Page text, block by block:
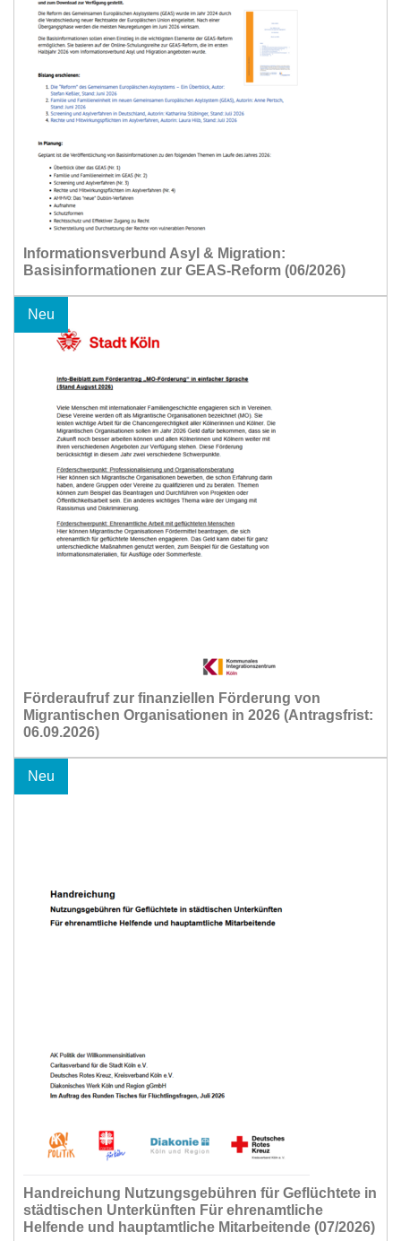
Informationsverbund Asyl & Migration:
Basisinformationen zur GEAS-Reform (06/2026)
Neu
Förderaufruf zur finanziellen Förderung von
Migrantischen Organisationen in 2026 (Antragsfrist:
06.09.2026)
Neu
Handreichung Nutzungsgebühren für Geflüchtete in
städtischen Unterkünften Für ehrenamtliche
Helfende und hauptamtliche Mitarbeitende (07/2026)